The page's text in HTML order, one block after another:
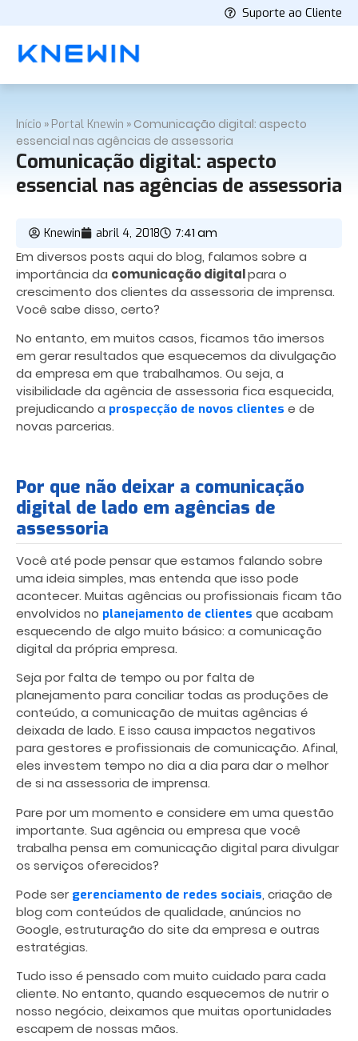
Suporte ao Cliente
Início » Portal Knewin » Comunicação digital: aspecto
essencial nas agências de assessoria
Comunicação digital: aspecto
essencial nas agências de assessoria
Knewin abril 4, 2018 7:41 am
Em diversos posts aqui do blog, falamos sobre a
importância da comunicação digitalpara o
crescimento dos clientes da assessoria de imprensa.
Você sabe disso, certo?
No entanto, em muitos casos, ficamos tão imersos
em gerar resultados que esquecemos da divulgação
da empresa em que trabalhamos. Ou seja, a
visibilidade da agência de assessoria fica esquecida,
prejudicando a prospecção de novos clientes e de
novas parcerias.
Por que não deixar a comunicação
digital de lado em agências de
assessoria
Você até pode pensar que estamos falando sobre
uma ideia simples, mas entenda que isso pode
acontecer. Muitas agências ou profissionais ficam tão
envolvidos no planejamento de clientes que acabam
esquecendo de algo muito básico: a comunicação
digital da própria empresa.
Seja por falta de tempo ou por falta de
planejamento para conciliar todas as produções de
conteúdo, a comunicação de muitas agências é
deixada de lado. E isso causa impactos negativos
para gestores e profissionais de comunicação. Afinal,
eles investem tempo no dia a dia para dar o melhor
de si na assessoria de imprensa.
Pare por um momento e considere em uma questão
importante. Sua agência ou empresa que você
trabalha pensa em comunicação digital para divulgar
os serviços oferecidos?
Pode ser gerenciamento de redes sociais, criação de
blog com conteúdos de qualidade, anúncios no
Google, estruturação do site da empresa e outras
estratégias.
Tudo isso é pensado com muito cuidado para cada
cliente. No entanto, quando esquecemos de nutrir o
nosso negócio, deixamos que muitas oportunidades
escapem de nossas mãos.